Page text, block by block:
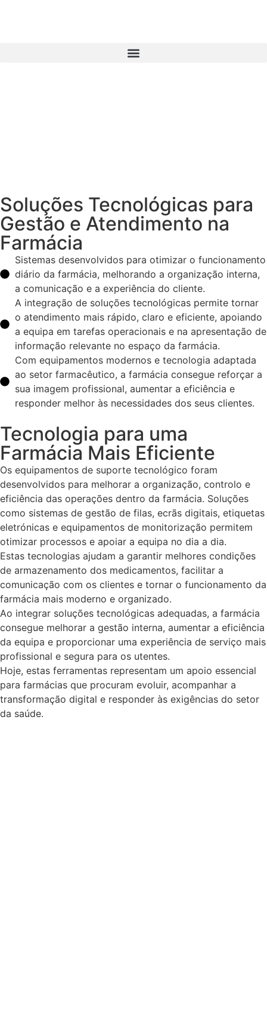
Soluções Tecnológicas para
Gestão e Atendimento na
Farmácia
Sistemas desenvolvidos para otimizar o funcionamento
diário da farmácia, melhorando a organização interna,
a comunicação e a experiência do cliente.
A integração de soluções tecnológicas permite tornar
o atendimento mais rápido, claro e eficiente, apoiando
a equipa em tarefas operacionais e na apresentação de
informação relevante no espaço da farmácia.
Com equipamentos modernos e tecnologia adaptada
ao setor farmacêutico, a farmácia consegue reforçar a
sua imagem profissional, aumentar a eficiência e
responder melhor às necessidades dos seus clientes.
Tecnologia para uma
Farmácia Mais Eficiente
Os equipamentos de suporte tecnológico foram
desenvolvidos para melhorar a organização, controlo e
eficiência das operações dentro da farmácia. Soluções
como sistemas de gestão de filas, ecrãs digitais, etiquetas
eletrónicas e equipamentos de monitorização permitem
otimizar processos e apoiar a equipa no dia a dia.
Estas tecnologias ajudam a garantir melhores condições
de armazenamento dos medicamentos, facilitar a
comunicação com os clientes e tornar o funcionamento da
farmácia mais moderno e organizado.
Ao integrar soluções tecnológicas adequadas, a farmácia
consegue melhorar a gestão interna, aumentar a eficiência
da equipa e proporcionar uma experiência de serviço mais
profissional e segura para os utentes.
Hoje, estas ferramentas representam um apoio essencial
para farmácias que procuram evoluir, acompanhar a
transformação digital e responder às exigências do setor
da saúde.